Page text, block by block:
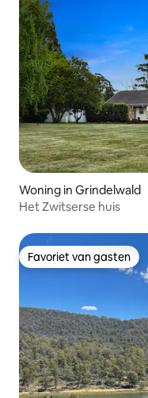
Woning in Grindelwald
Het Zwitserse huis
Favoriet van gasten
Favoriet van gasten